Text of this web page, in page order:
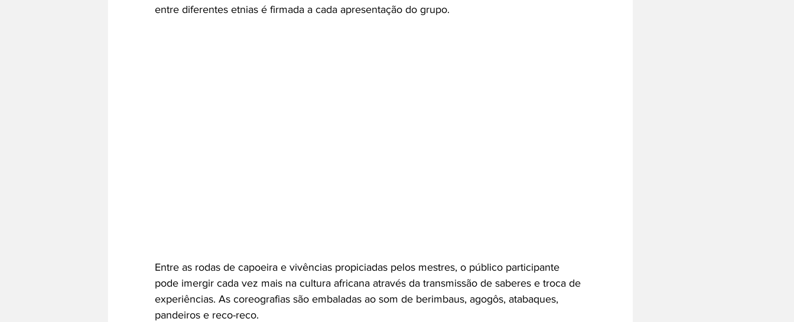
entre diferentes etnias é firmada a cada apresentação do grupo.
Entre as rodas de capoeira e vivências propiciadas pelos mestres, o público participante
pode imergir cada vez mais na cultura africana através da transmissão de saberes e troca de
experiências. As coreografias são embaladas ao som de berimbaus, agogôs, atabaques,
pandeiros e reco-reco.